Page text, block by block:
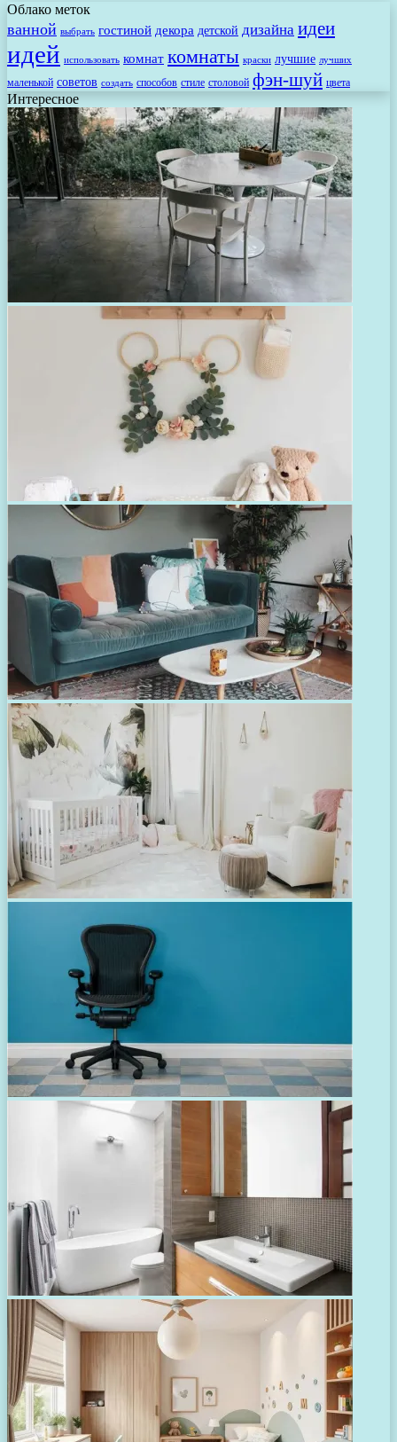
Облако меток
ванной выбрать гостиной декора детской дизайна идеи
идей использовать комнат комнаты краски лучшие лучших
маленькой советов создать способов стиле столовой фэн-шуй цвета
Интересное